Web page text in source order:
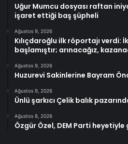
Uğur Mumcu dosyası raftan
işaret ettiği baş şüpheli
Ağustos 9, 2026
Kılıçdaroğlu ilk röportajı verdi:
başlamıştır; arınacağız,
Ağustos 9, 2026
Huzurevi Sakinlerine Bayram
Ağustos 9, 2026
Ünlü şarkıcı Çelik balık
Ağustos 8, 2026
Özgür Özel, DEM Parti